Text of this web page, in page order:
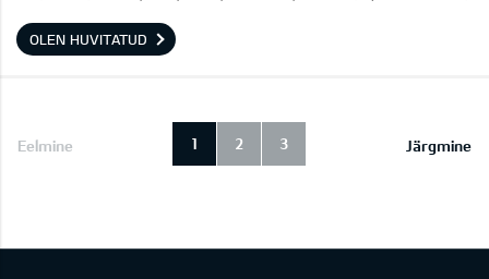
OLEN HUVITATUD
Eelmine Järgmine
1 2 3